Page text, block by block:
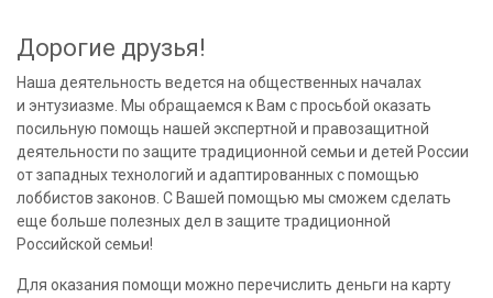
Дорогие друзья!
Наша деятельность ведется на общественных началах
и энтузиазме. Мы обращаемся к Вам с просьбой оказать
посильную помощь нашей экспертной и правозащитной
деятельности по защите традиционной семьи и детей России
от западных технологий и адаптированных с помощью
лоббистов законов. С Вашей помощью мы сможем сделать
еще больше полезных дел в защите традиционной
Российской семьи!
Для оказания помощи можно перечислить деньги на карту